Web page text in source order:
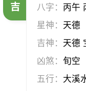
吉
八字： 丙午
星神： 天德
吉神： 天德
凶煞：旬空
五行： 大溪